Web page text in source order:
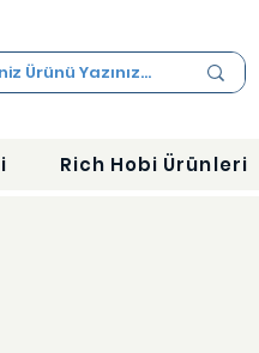
Rich Hobi Ürünleri